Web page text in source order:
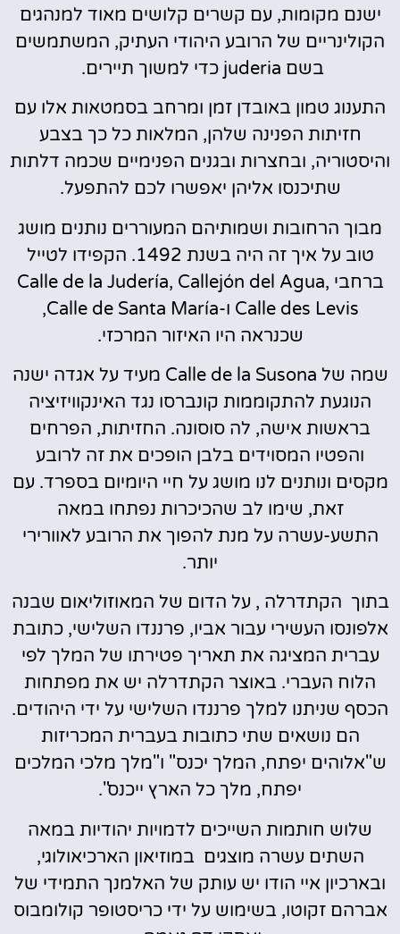
ישנם מקומות, עם קשרים קלושים מאוד למנהגים
הקולינריים של הרובע היהודי העתיק, המשתמשים
בשם juderia כדי למשוך תיירים.
התענוג טמון באובדן זמן ומרחב בסמטאות אלו עם
חזיתות הפנינה שלהן, המלאות כל כך בצבע
והיסטוריה, ובחצרות ובגנים הפנימיים שכמה דלתות
שתיכנסו אליהן יאפשרו לכם להתפעל.
מבוך הרחובות ושמותיהם המעוררים נותנים מושג
טוב על איך זה היה בשנת 1492. הקפידו לטייל
ברחבי Calle de la Judería, Callejón del Agua,
Calle des Levis ו-Calle de Santa María,
שכנראה היו האיזור המרכזי.
שמה של Calle de la Susona מעיד על אגדה ישנה
הנוגעת להתקוממות קונברסו נגד האינקוויזיציה
בראשות אישה, לה סוסונה. החזיתות, הפרחים
והפטיו המסוידים בלבן הופכים את זה לרובע
מקסים ונותנים לנו מושג על חיי היומיום בספרד. עם
זאת, שימו לב שהכיכרות נפתחו במאה
התשע-עשרה על מנת להפוך את הרובע לאוורירי
יותר.
בתוך הקתדרלה , על הדום של המאוזוליאום שבנה
אלפונסו העשירי עבור אביו, פרננדו השלישי, כתובת
עברית המציגה את תאריך פטירתו של המלך לפי
הלוח העברי. באוצר הקתדרלה יש את מפתחות
הכסף שניתנו למלך פרננדו השלישי על ידי היהודים.
הם נושאים שתי כתובות בעברית המכריזות
ש"אלוהים יפתח, המלך יכנס" ו"מלך מלכי המלכים
יפתח, מלך כל הארץ ייכנס".
שלוש חותמות השייכים לדמויות יהודיות במאה
השתים עשרה מוצגים במוזיאון הארכיאולוגי,
ובארכיון איי הודו יש עותק של האלמנך התמידי של
אברהם זקוטו, בשימוש על ידי כריסטופר קולומבוס